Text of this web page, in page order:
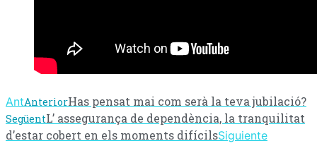
AntAnteriorHas pensat mai com serà la teva jubilació?
SegüentL’ assegurança de dependència, la tranquilitat
d’estar cobert en els moments difícilsSiguiente